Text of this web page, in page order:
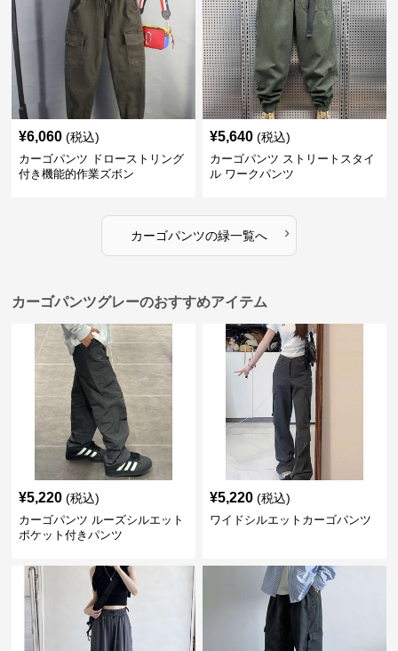
¥6,060 (税込)
カーゴパンツ ドローストリング
付き機能的作業ズボン
¥5,640 (税込)
カーゴパンツ ストリートスタイ
ル ワークパンツ
カーゴパンツの緑一覧へ ›
カーゴパンツグレーのおすすめアイテム
¥5,220 (税込)
カーゴパンツ ルーズシルエット
ポケット付きパンツ
¥5,220 (税込)
ワイドシルエットカーゴパンツ